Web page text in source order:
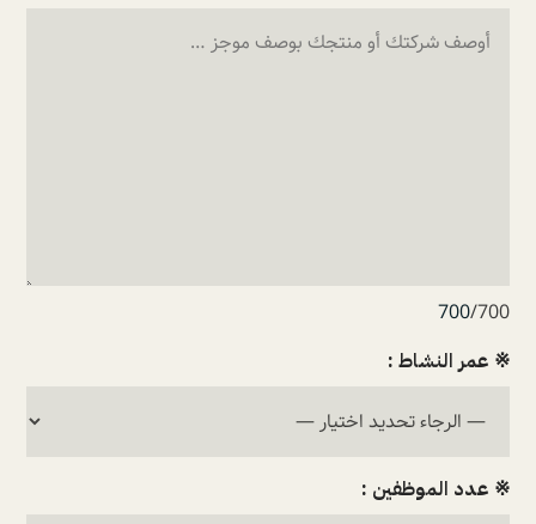
700/700
※ عمر النشاط :
※ عدد الموظفين :